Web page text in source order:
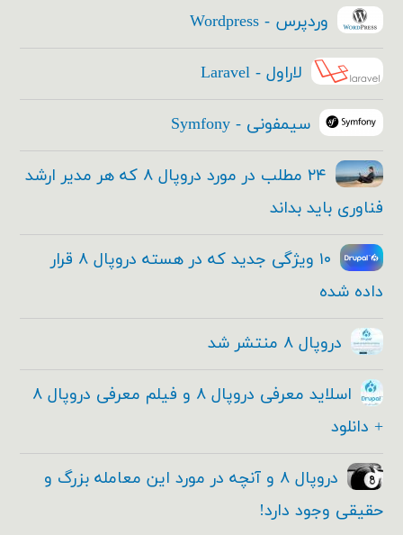
وردپرس - Wordpress
لاراول - Laravel
سیمفونی - Symfony
۲۴ مطلب در مورد دروپال ۸ که هر مدیر ارشد
فناوری باید بداند
۱۰ ویژگی جدید که در هسته دروپال ۸ قرار
داده شده
دروپال ۸ منتشر شد
اسلاید معرفی دروپال ۸ و فیلم معرفی دروپال ۸
+ دانلود
دروپال ۸ و آنچه در مورد این معامله بزرگ و
حقیقی وجود دارد!